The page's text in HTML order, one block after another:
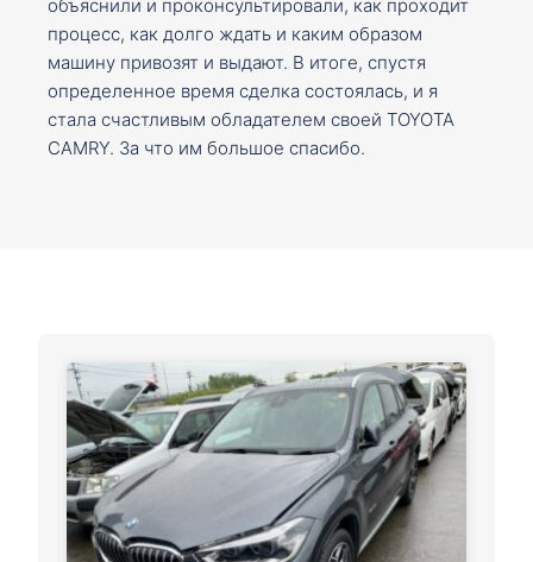
объяснили и проконсультировали, как проходит
процесс, как долго ждать и каким образом
машину привозят и выдают. В итоге, спустя
определенное время сделка состоялась, и я
стала счастливым обладателем своей TOYOTA
CAMRY. За что им большое спасибо.